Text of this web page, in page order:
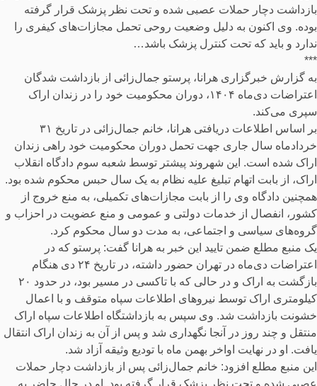
بازداشت دچار حملات عصبی شده و تحت نظر پزشک قرار گرفته
بوده. وی اکنون به دلیل وضعیت روحی تحمل مجازات‌های کیفری را
ندارد و باید که تحت کنترل پزشک باشد…
***
به گزارش خبرگزاری هرانا، پرستو جمال‌زائی از بازداشت شدگان
اعتراضات دی‌ماه ۱۴۰۴، دوران محکومیت خود را در زندان اراک
سپری می‌کند.
بر اساس اطلاعات دریافتی هرانا، خانم جمال‌زائی در تاریخ ۳۱
خردادماه سال جاری جهت تحمل دوران محکومیت خود راهی زندان
اراک شده است. این شهروند پیشتر توسط شعبه سوم دادگاه انقلاب
اراک، از بابت اتهام تبلیغ علیه نظام به یک سال حبس محکوم شده بود.
همچنین دادگاه وی را از بابت مجازات‌های تکمیلی، به منع خروج از
کشور، انفصال از خدمات دولتی و عمومی و منع عضویت در احزاب و
گروه‌های سیاسی و اجتماعی، به مدت دو سال محکوم کرد.
یک منبع مطلع ضمن تایید این خبر به هرانا گفت: پرستو که در
اعتراضات دی‌ماه در تهران حضور داشته، در تاریخ ۲۴ دی هنگام
بازگشت به اراک و در حالی که با تاکسی در مسیر بود، در حدود ۲۰
کیلومتری اراک توسط نیروهای اطلاعات سپاه متوقف و با اعمال
خشونت بازداشت شد. وی سپس به بازداشتگاه اطلاعات سپاه اراک
منتقل و چند روز در آنجا نگهداری شد و پس از آن به زندان اراک انتقال
یافت. او در نهایت اواخر بهمن ماه با تودیع وثیقه آزاد شد.
این منبع مطلع افزود: خانم جمال‌زائی پس از بازداشت دچار حملات